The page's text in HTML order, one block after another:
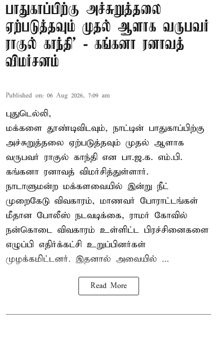
பாதுகாப்பிற்கு அச்சுறுத்தலை
ஏற்படுத்தவும் முதல் ஆளாக வருபவர்
ராகுல் காந்தி’ - கங்கனா ரனாவத்
விமர்சனம்
Published on: 06 Aug 2026, 7:09 am
புதுடெல்லி,
மக்களை தூண்டிவிடவும், நாட்டின் பாதுகாப்பிற்கு
அச்சுறுத்தலை ஏற்படுத்தவும் முதல் ஆளாக
வருபவர் ராகுல் காந்தி என பா.ஜ.க. எம்.பி.
கங்கனா ரனாவத் விமர்சித்துள்ளார்.
நாடாளுமன்ற மக்களவையில் இன்று நீட்
முறைகேடு விவகாரம், மாணவர் போராட்டங்கள்
மீதான போலீஸ் நடவடிக்கை, ராமர் கோவில்
நன்கொடை விவகாரம் உள்ளிட்ட பிரச்சினைகளை
எழுப்பி எதிர்க்கட்சி உறுப்பினர்கள்
முழக்கமிட்டனர். இதனால் அவையில் ...
Read More